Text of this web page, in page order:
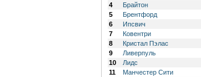
4
Брайтон
5
Брентфорд
6
Ипсвич
7
Ковентри
8
Кристал Пэлас
9
Ливерпуль
10
Лидс
11
Манчестер Сити